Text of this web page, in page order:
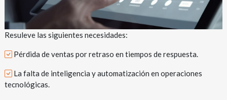
Resuleve las siguientes necesidades:
Pérdida de ventas por retraso en tiempos de respuesta.
La falta de inteligencia y automatización en operaciones
tecnológicas.